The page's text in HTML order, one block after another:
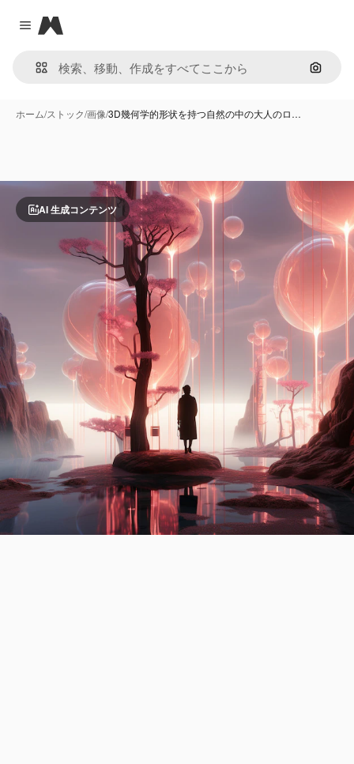
Close menu
Magnific
画像で
ホーム/ストック/画像/3D幾何学的形状を持つ自然の中の大人のロ…
AI 生成コンテンツ